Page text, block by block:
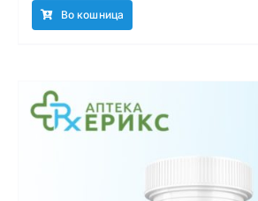
Во кошница